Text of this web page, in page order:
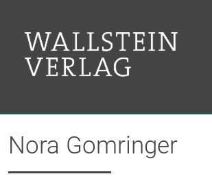
Nora Gomringer